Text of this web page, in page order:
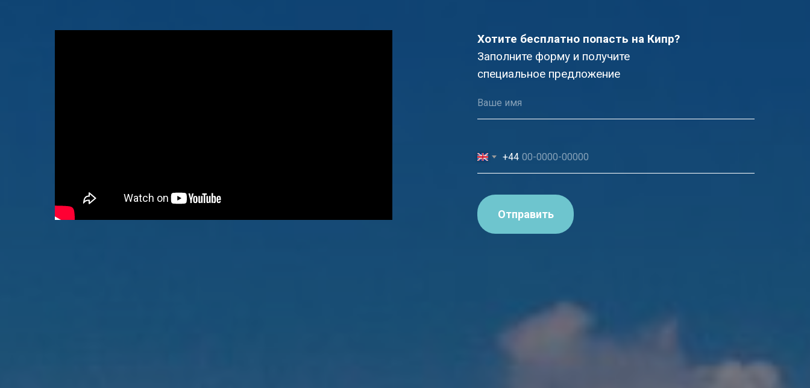
Хотите бесплатно попасть на Кипр?
Заполните форму и получите
специальное предложение
+44
Отправить